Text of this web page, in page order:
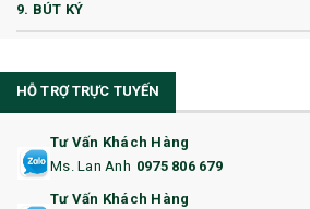
9. BÚT KÝ
11. CỐC/BÌNH GIỮ NHIỆT
12. BÌNH NƯỚC
HỖ TRỢ TRỰC TUYẾN
Tư Vấn Khách Hàng
Ms. Lan Anh 0975 806 679
Tư Vấn Khách Hàng